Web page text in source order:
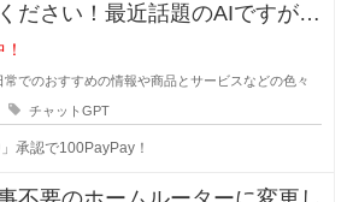
ださい！最近話題のAIですが、
どうすれば実用
常でのおすすめの情報や商品とサービスなどの色々
チャットGPT
承認で100PayPay！